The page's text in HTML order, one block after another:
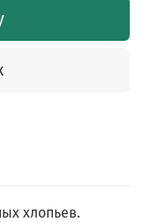
хлопьев.